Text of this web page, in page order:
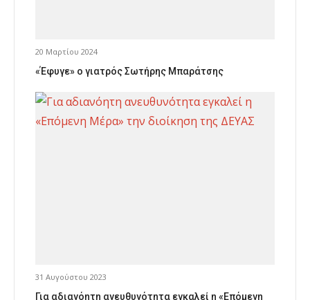
20 Μαρτίου 2024
«Έφυγε» ο γιατρός Σωτήρης Μπαράτσης
31 Αυγούστου 2023
Για αδιανόητη ανευθυνότητα εγκαλεί η «Επόμενη